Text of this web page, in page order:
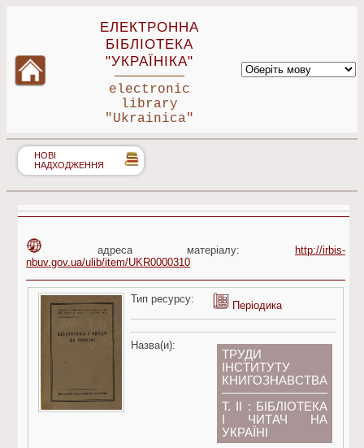
ЕЛЕКТРОННА
БІБЛІОТЕКА
"УКРАЇНІКА"
electronic
library
"Ukrainica"
НОВІ
НАДХОДЖЕННЯ
адреса матеріалу:
http://irbis-
nbuv.gov.ua/ulib/item/UKR0000310
Тип ресурсу:
Періодика
Назва(и):
ТРУДИ
ІНСТИТУТУ
КНИГОЗНАВСТВА
Т. II : БІБЛІОТЕКА
І ЧИТАЧ НА
УКРАЇНІ